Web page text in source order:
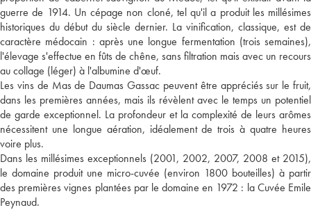
guerre de 1914. Un cépage non cloné, tel qu'il a produit les millésimes
historiques du début du siècle dernier. La vinification, classique, est de
caractère médocain : après une longue fermentation (trois semaines),
l'élevage s'effectue en fûts de chêne, sans filtration mais avec un recours
au collage (léger) à l'albumine d'œuf.
Les vins de Mas de Daumas Gassac peuvent être appréciés sur le fruit,
dans les premières années, mais ils révèlent avec le temps un potentiel
de garde exceptionnel. La profondeur et la complexité de leurs arômes
nécessitent une longue aération, idéalement de trois à quatre heures
voire plus.
Dans les millésimes exceptionnels (2001, 2002, 2007, 2008 et 2015),
le domaine produit une micro-cuvée (environ 1800 bouteilles) à partir
des premières vignes plantées par le domaine en 1972 : la Cuvée Emile
Peynaud.